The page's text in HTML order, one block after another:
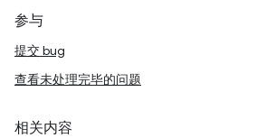
参与
提交 bug
查看未处理完毕的问题
相关内容